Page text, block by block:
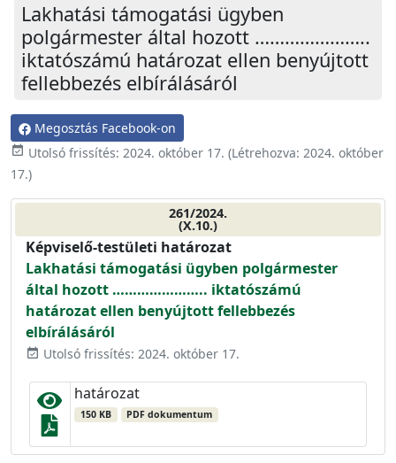
Lakhatási támogatási ügyben
polgármester által hozott …………………..
iktatószámú határozat ellen benyújtott
fellebbezés elbírálásáról
Megosztás Facebook-on
event_available Utolsó frissítés: 2024. október 17. (Létrehozva: 2024. október
17.)
261/2024.
(X.10.)
Képviselő-testületi határozat
Lakhatási támogatási ügyben polgármester
által hozott ………………….. iktatószámú
határozat ellen benyújtott fellebbezés
elbírálásáról
event_available Utolsó frissítés: 2024. október 17.
határozat
150 KB PDF dokumentum